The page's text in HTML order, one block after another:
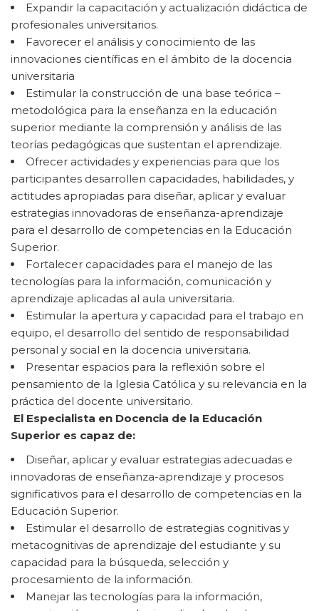
Expandir la capacitación y actualización didáctica de
profesionales universitarios.
Favorecer el análisis y conocimiento de las
innovaciones científicas en el ámbito de la docencia
universitaria
Estimular la construcción de una base teórica –
metodológica para la enseñanza en la educación
superior mediante la comprensión y análisis de las
teorías pedagógicas que sustentan el aprendizaje.
Ofrecer actividades y experiencias para que los
participantes desarrollen capacidades, habilidades, y
actitudes apropiadas para diseñar, aplicar y evaluar
estrategias innovadoras de enseñanza-aprendizaje
para el desarrollo de competencias en la Educación
Superior.
Fortalecer capacidades para el manejo de las
tecnologías para la información, comunicación y
aprendizaje aplicadas al aula universitaria.
Estimular la apertura y capacidad para el trabajo en
equipo, el desarrollo del sentido de responsabilidad
personal y social en la docencia universitaria.
Presentar espacios para la reflexión sobre el
pensamiento de la Iglesia Católica y su relevancia en la
práctica del docente universitario.
El Especialista en Docencia de la Educación
Superior es capaz de:
Diseñar, aplicar y evaluar estrategias adecuadas e
innovadoras de enseñanza-aprendizaje y procesos
significativos para el desarrollo de competencias en la
Educación Superior.
Estimular el desarrollo de estrategias cognitivas y
metacognitivas de aprendizaje del estudiante y su
capacidad para la búsqueda, selección y
procesamiento de la información.
Manejar las tecnologías para la información,